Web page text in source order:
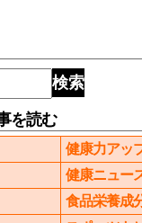
検索
を読む
健康力アッ
健康ニュー
食品栄養成